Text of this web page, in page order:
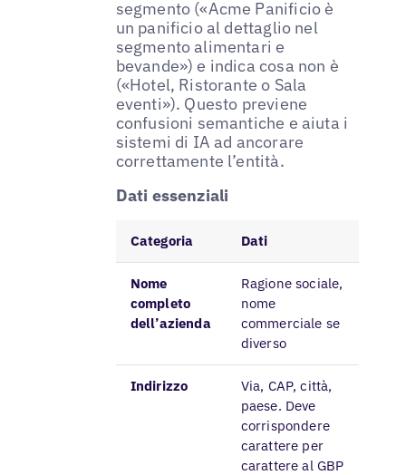
segmento («Acme Panificio è
un panificio al dettaglio nel
segmento alimentari e
bevande») e indica cosa non è
(«Hotel, Ristorante o Sala
eventi»). Questo previene
confusioni semantiche e aiuta i
sistemi di IA ad ancorare
correttamente l’entità.
Dati essenziali
Categoria Dati
Nome
completo
dell’azienda
Ragione sociale,
nome
commerciale se
diverso
Indirizzo
Via, CAP, città,
paese. Deve
corrispondere
carattere per
carattere al GBP